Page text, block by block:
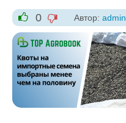
+1
0
-1
Автор: admin